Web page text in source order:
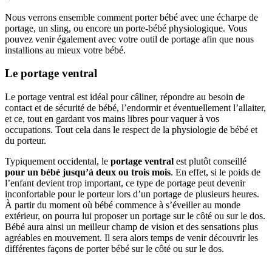
Nous verrons ensemble comment porter bébé avec une écharpe de
portage, un sling, ou encore un porte-bébé physiologique. Vous
pouvez venir également avec votre outil de portage afin que nous
installions au mieux votre bébé.
Le portage ventral
Le portage ventral est idéal pour câliner, répondre au besoin de
contact et de sécurité de bébé, l’endormir et éventuellement l’allaiter,
et ce, tout en gardant vos mains libres pour vaquer à vos
occupations. Tout cela dans le respect de la physiologie de bébé et
du porteur.
Typiquement occidental, le portage ventral est plutôt conseillé
pour un bébé jusqu’à deux ou trois mois. En effet, si le poids de
l’enfant devient trop important, ce type de portage peut devenir
inconfortable pour le porteur lors d’un portage de plusieurs heures.
À partir du moment où bébé commence à s’éveiller au monde
extérieur, on pourra lui proposer un portage sur le côté ou sur le dos.
Bébé aura ainsi un meilleur champ de vision et des sensations plus
agréables en mouvement. Il sera alors temps de venir découvrir les
différentes façons de porter bébé sur le côté ou sur le dos.